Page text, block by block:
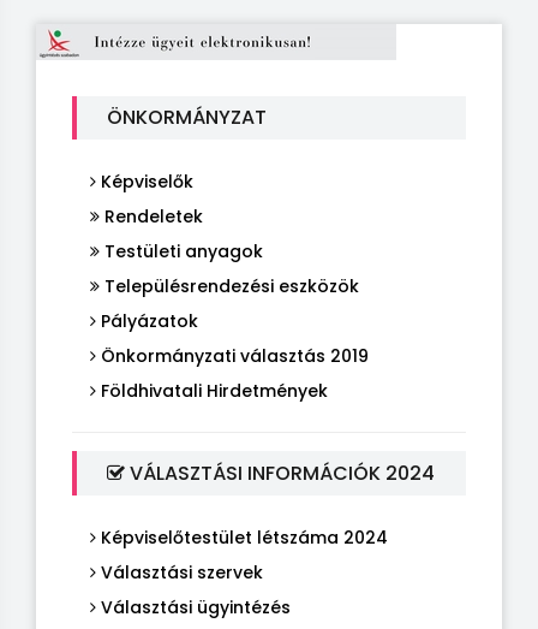
ÖNKORMÁNYZAT
Képviselők
Rendeletek
Testületi anyagok
Településrendezési eszközök
Pályázatok
Önkormányzati választás 2019
Földhivatali Hirdetmények
VÁLASZTÁSI INFORMÁCIÓK 2024
Képviselőtestület létszáma 2024
Választási szervek
Választási ügyintézés